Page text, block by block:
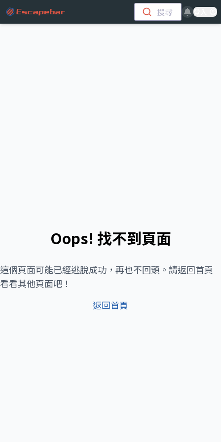
跳至主要內容
搜尋 登入
Oops! 找不到頁面
這個頁面可能已經逃脫成功，再也不回頭。請返回首頁
看看其他頁面吧！
返回首頁